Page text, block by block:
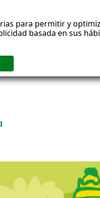
para permitir y
basada en sus